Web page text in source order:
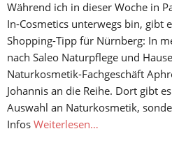
Während ich in dieser Woche in
In-Cosmetics unterwegs bin, gibt
Shopping-Tipp für Nürnberg: In
nach Saleo Naturpflege und
Naturkosmetik-Fachgeschäft
Johannis an die Reihe. Dort gibt
Auswahl an Naturkosmetik,
Infos Weiterlesen…